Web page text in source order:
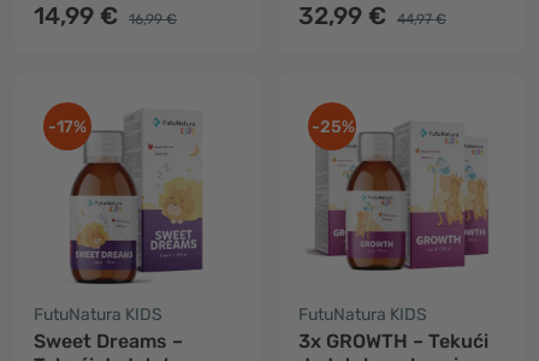
14,99 € 16,99 € 32,99 € 44,97 €
-17%
FutuNatura KIDS
Sweet Dreams –
-25%
FutuNatura KIDS
3x GROWTH – Tekući